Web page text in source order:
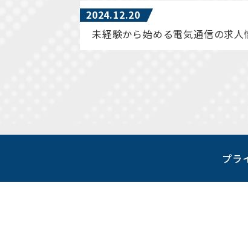
2024.12.20
未経験から始める電気通信の求人
プラ